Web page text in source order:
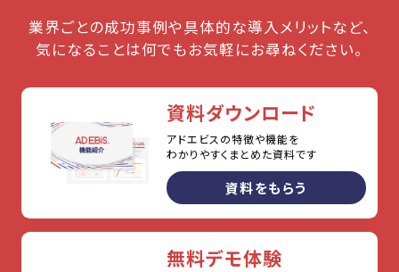
業界ごとの成功事例や具体的な導入メリットなど、
気になることは何でもお気軽にお尋ねください。
資料ダウンロード
アドエビスの特徴や機能を
わかりやすくまとめた資料です
資料をもらう
無料デモ体験